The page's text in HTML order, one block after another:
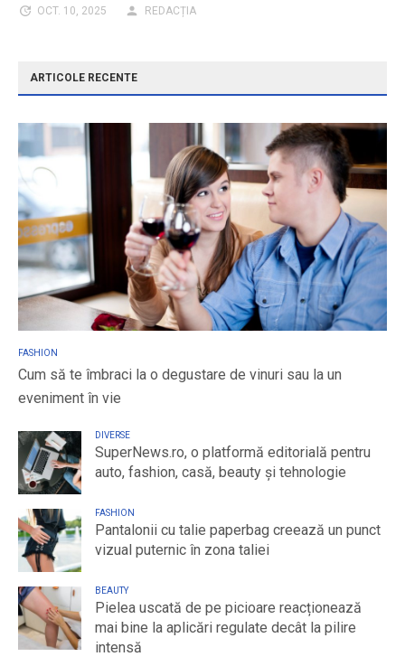
OCT. 10, 2025 REDACȚIA
ARTICOLE RECENTE
FASHION
Cum să te îmbraci la o degustare de vinuri sau la un
eveniment în vie
DIVERSE
SuperNews.ro, o platformă editorială pentru
auto, fashion, casă, beauty și tehnologie
FASHION
Pantalonii cu talie paperbag creează un punct
vizual puternic în zona taliei
BEAUTY
Pielea uscată de pe picioare reacționează
mai bine la aplicări regulate decât la pilire
intensă